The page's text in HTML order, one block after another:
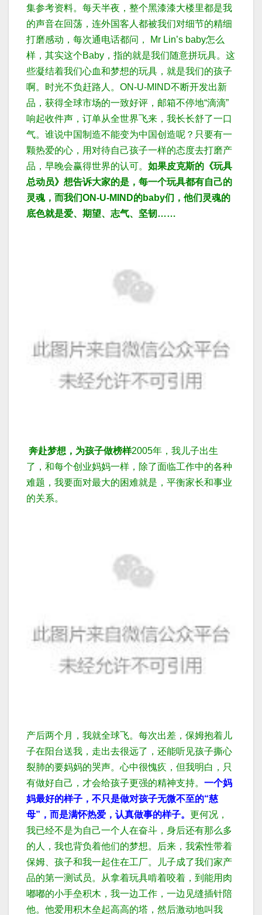
集参考资料。 每天半夜，整个黑漆漆大楼里都是我
的声音在回荡，连外国客人都被我们对细节的精细
打磨感动，每次通电话都问， Mr Lin’s baby怎么
样，其实这个Baby，指的就是我们随意拼玩具。 这
些凝结着我们心血和梦想的玩具，就是我们的孩子
啊。 时光不负赶路人。ON-U-MIND不断开发出新
品，获得全球市场的一致好评，邮箱不停地“滴滴”
响起收件声，订单从全世界飞来，我长长舒了一口
气。 谁说中国制造不能变为中国创造呢？ 只要有一
颗热爱的心，用对待自己孩子一样的态度去打磨产
品，早晚会赢得世界的认可。 如果皮克斯的《玩具
总动员》想告诉大家的是，每一个玩具都有自己的
灵魂，而我们ON-U-MIND的baby们，他们灵魂的
底色就是爱、期望、志气、坚韧……
奔赴梦想，为孩子做榜样2005年，我儿子出生
了，和每个创业妈妈一样，除了面临工作中的各种
难题，我要面对最大的困难就是，平衡家长和事业
的关系。
产后两个月，我就全球飞。每次出差，保姆抱着儿
子在阳台送我，走出去很远了，还能听见孩子撕心
裂肺的要妈妈的哭声。 心中很愧疚，但我明白，只
有做好自己，才会给孩子更强的精神支持。 一个妈
妈最好的样子，不只是做对孩子无微不至的“慈
母”，而是满怀热爱，认真做事的样子。 更何况，
我已经不是为自己一个人在奋斗，身后还有那么多
的人，我也背负着他们的梦想。
后来，我索性带着
保姆、孩子和我一起住在工厂。
儿子成了我们家产
品的第一测试员。
从拿着玩具啃着咬着，到 能用肉
嘟嘟的小手垒积木，我一边工作，一边见缝插针陪
他。 他爱用积木垒起高高的塔，然后激动地叫我